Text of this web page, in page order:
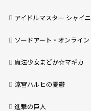
アイドルマスター シャイニーカラーズ
ソードアート・オンライン
魔法少女まどか☆マギカ
涼宮ハルヒの憂鬱
進撃の巨人